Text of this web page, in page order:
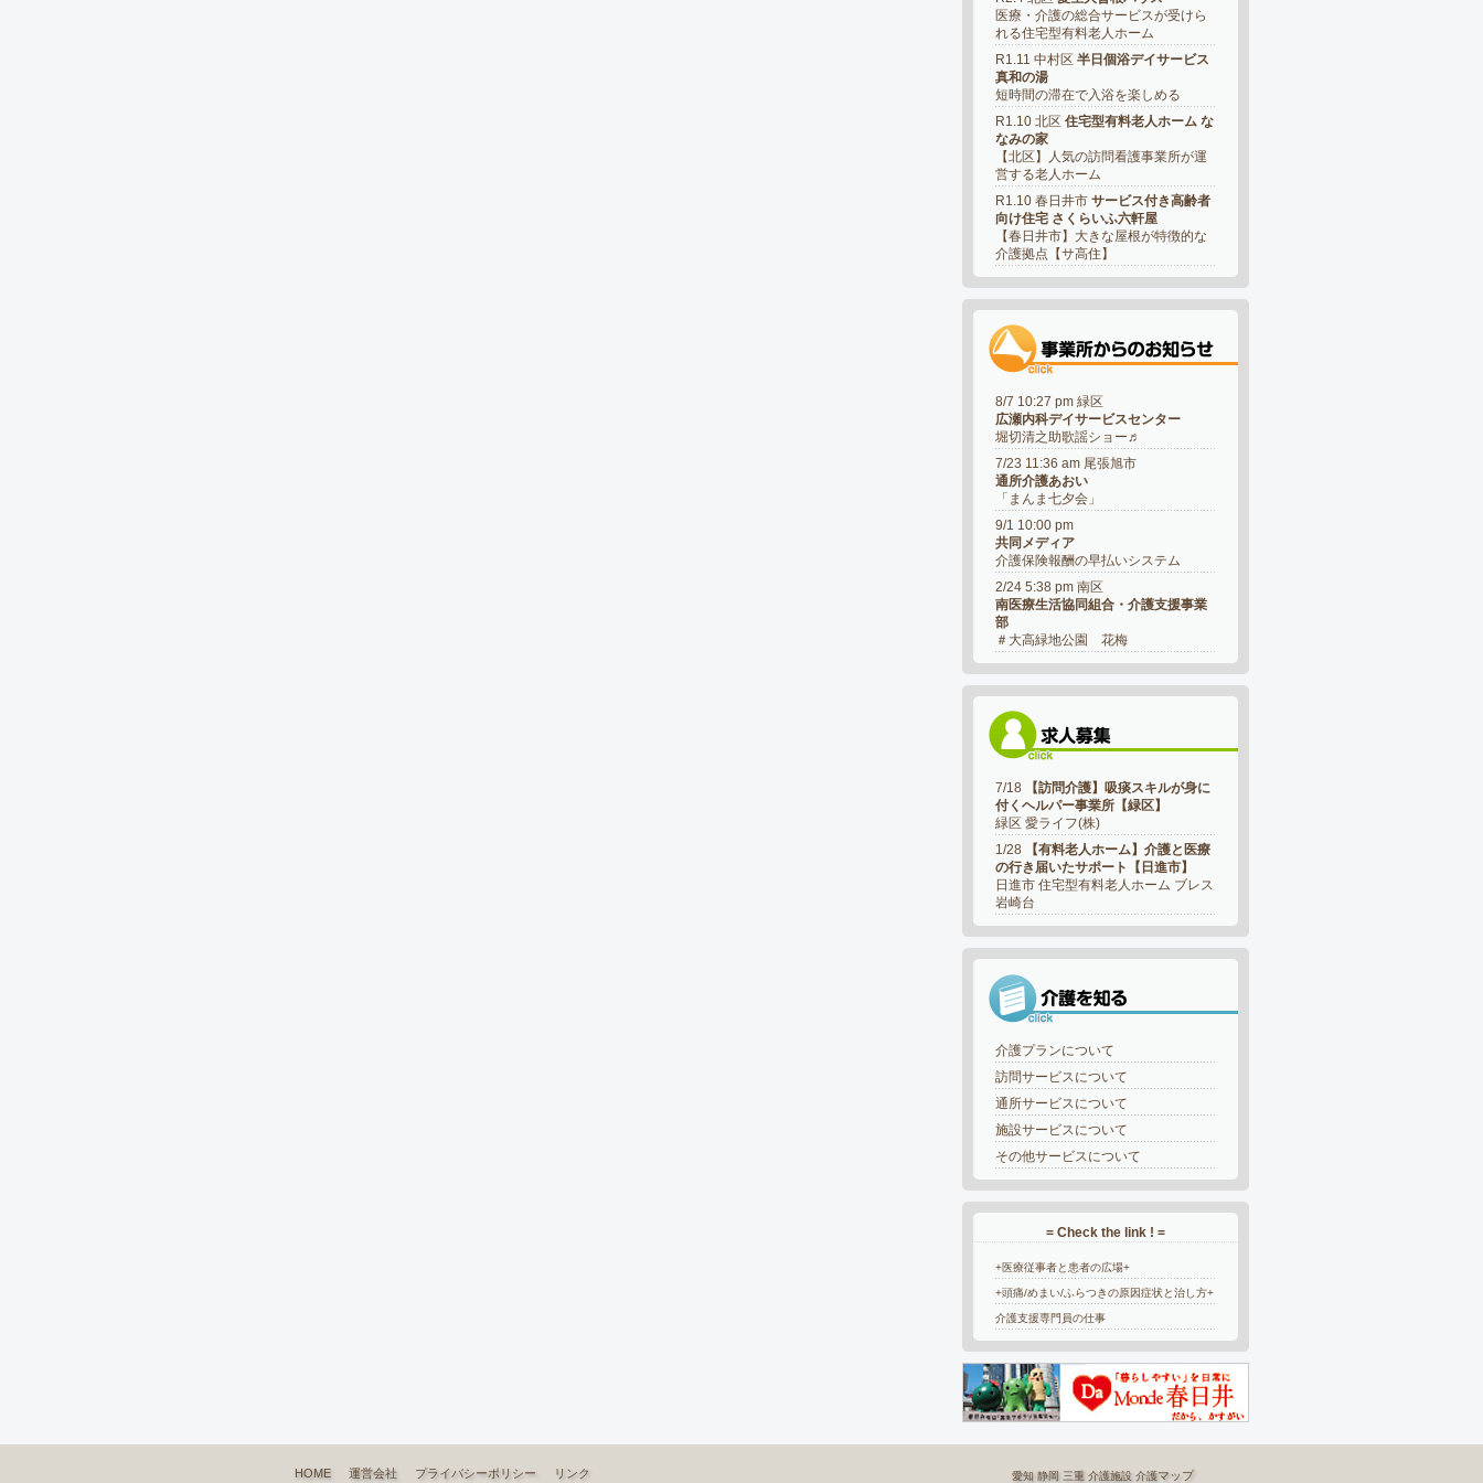
医療・介護の総合サービスが受けら
れる住宅型有料老人ホーム
R1.11 中村区 半日個浴デイサービス
真和の湯
短時間の滞在で入浴を楽しめる
R1.10 北区 住宅型有料老人ホーム な
なみの家
【北区】人気の訪問看護事業所が運
営する老人ホーム
R1.10 春日井市 サービス付き高齢者
向け住宅 さくらいふ六軒屋
【春日井市】大きな屋根が特徴的な
介護拠点【サ高住】
8/7 10:27 pm 緑区
広瀬内科デイサービスセンター
堀切清之助歌謡ショー♬
7/23 11:36 am 尾張旭市
通所介護あおい
「まんま七夕会」
9/1 10:00 pm
共同メディア
介護保険報酬の早払いシステム
2/24 5:38 pm 南区
南医療生活協同組合・介護支援事業
部
＃大高緑地公園 花梅
7/18
【訪問介護】吸痰スキルが身に
付くヘルパー事業所【緑区】
緑区 愛ライフ(株)
1/28
【有料老人ホーム】介護と医療
の行き届いたサポート【日進市】
日進市 住宅型有料老人ホーム ブレス
岩崎台
介護プランについて
訪問サービスについて
通所サービスについて
施設サービスについて
その他サービスについて
= Check the link ! =
+医療従事者と患者の広場+
+頭痛/めまい/ふらつきの原因症状と治し方+
介護支援専門員の仕事
HOME 運営会社 プライバシーポリシー リンク 愛知 静岡 三重 介護施設 介護マップ